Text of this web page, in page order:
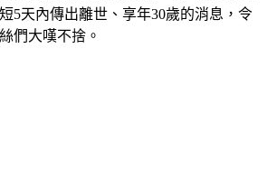
5天內傳出離世、享年30歲的消息，令
們大嘆不捨。